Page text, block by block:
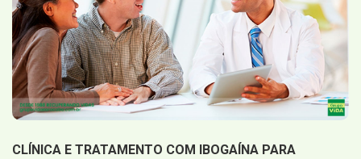
CLÍNICA E TRATAMENTO COM IBOGAÍNA PARA